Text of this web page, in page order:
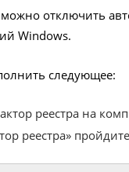
можно отключить
Windows.
следующее:
реестра на
реестра»